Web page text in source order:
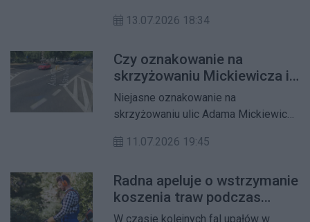
burmistrza, zwracając uwagę na
się chodnikiem w rejonie Szklanego
Domu. Jego zdaniem sytuacja
stwarza zagrożenie dla pieszych,
mimo że w tym miejscu funkcjonuje
13.07.2026 18:34
Czy oznakowanie na
skrzyżowaniu Mickiewicza i
gen. Zajączka wprowadza
rowerzystów w błąd?
Niejasne oznakowanie na
skrzyżowaniu ulic Adama Mickiewicza
interpelacji.
11.07.2026 19:45
Radna apeluje o wstrzymanie
koszenia traw podczas
upałów
W czasie kolejnych fal upałów w